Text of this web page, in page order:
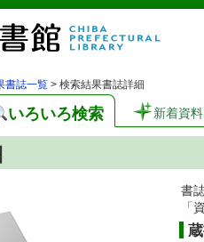
書誌一覧 > 検索結果書誌詳細
いろいろ検索 新着資料
書
「